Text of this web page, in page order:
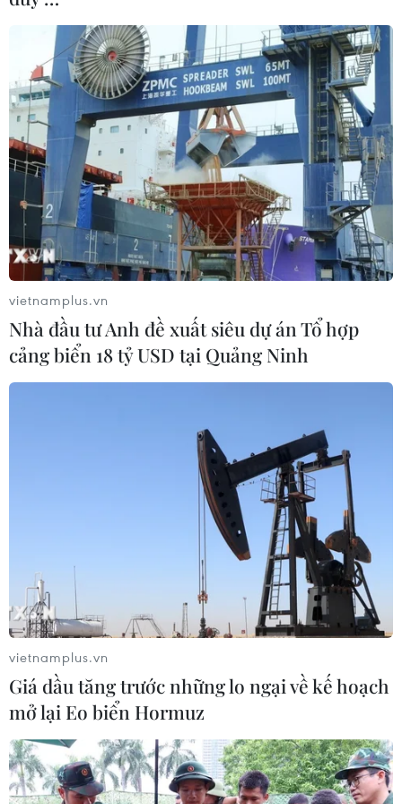
vietnamplus.vn
Nhà đầu tư Anh đề xuất siêu dự án Tổ hợp
cảng biển 18 tỷ USD tại Quảng Ninh
vietnamplus.vn
Giá dầu tăng trước những lo ngại về kế hoạch
mở lại Eo biển Hormuz